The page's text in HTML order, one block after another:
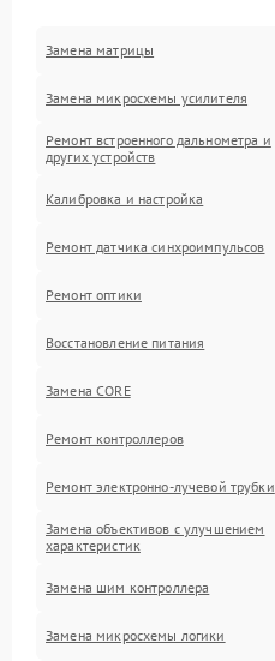
Замена матрицы
Замена микросхемы усилителя
Ремонт встроенного дальнометра и
других устройств
Калибровка и настройка
Ремонт датчика синхроимпульсов
Ремонт оптики
Восстановление питания
Замена CORE
Ремонт контроллеров
Ремонт электронно-лучевой трубки
Замена объективов с улучшением
характеристик
Замена шим контроллера
Замена микросхемы логики